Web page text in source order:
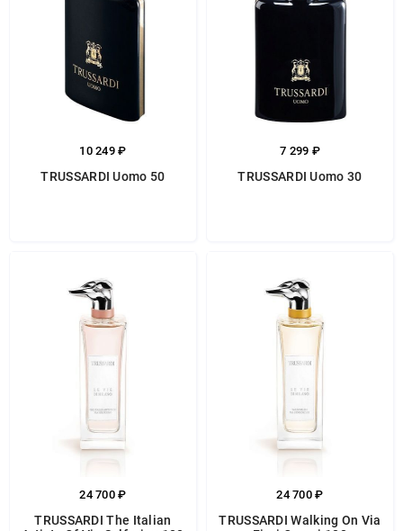
10 249 ₽
TRUSSARDI Uomo 50
7 299 ₽
TRUSSARDI Uomo 30
24 700 ₽
TRUSSARDI The Italian
24 700 ₽
TRUSSARDI Walking On Via